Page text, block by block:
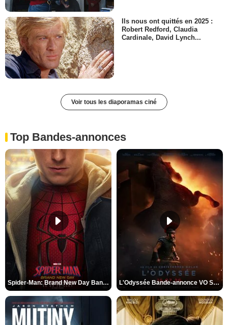
Ils nous ont quittés en 2025 :
Robert Redford, Claudia
Cardinale, David Lynch...
Voir tous les diaporamas ciné
Top Bandes-annonces
Spider-Man: Brand New Day Bande-annonce VO STFR L'Odyssée Bande-annonce VO STFR